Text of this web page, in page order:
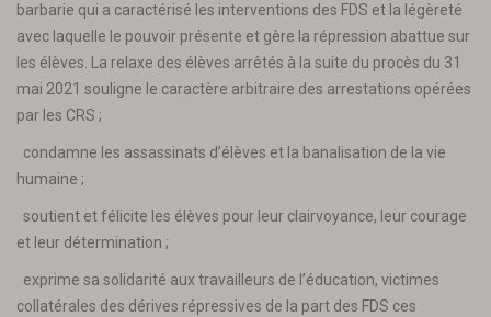
barbarie qui a caractérisé les interventions des FDS et la légèreté
avec laquelle le pouvoir présente et gère la répression abattue sur
les élèves. La relaxe des élèves arrêtés à la suite du procès du 31
mai 2021 souligne le caractère arbitraire des arrestations opérées
par les CRS ;
condamne les assassinats d’élèves et la banalisation de la vie
humaine ;
soutient et félicite les élèves pour leur clairvoyance, leur courage
et leur détermination ;
exprime sa solidarité aux travailleurs de l’éducation, victimes
collatérales des dérives répressives de la part des FDS ces